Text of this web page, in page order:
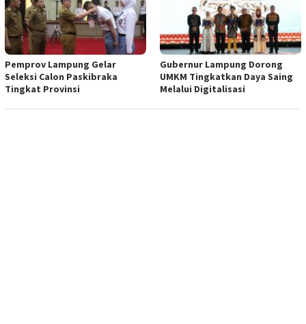
Pemprov Lampung Gelar
Seleksi Calon Paskibraka
Tingkat Provinsi
Gubernur Lampung Dorong
UMKM Tingkatkan Daya Saing
Melalui Digitalisasi